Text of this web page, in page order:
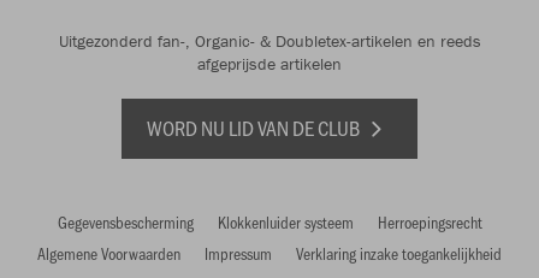
Uitgezonderd fan-, Organic- & Doubletex-artikelen en reeds
afgeprijsde artikelen
WORD NU LID VAN DE CLUB
Gegevensbescherming Klokkenluider systeem
Herroepingsrecht
Algemene Voorwaarden
Impressum Verklaring inzake toegankelijkheid